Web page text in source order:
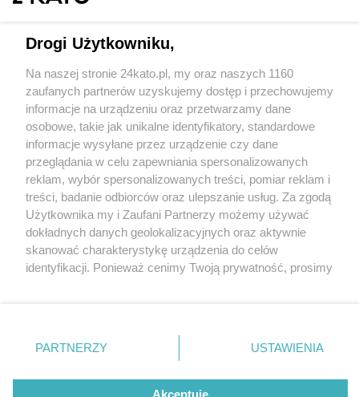
4 / 0
Wydawca mediów lokalnych
Nie zapomnij
zapoznać się z:
polityką prywatności regulamin korzystania z portali
Twojemiasto
Piekary Śląskie
Chorzów
Tarnowskie Góry
Gliwice
Skontakuj sięz nami
Kontakt
Wydawca
Redakcja
Drogi Użytkowniku,
Na naszej stronie 24kato.pl, my oraz naszych 1160
zaufanych partnerów uzyskujemy dostęp i przechowujemy
informacje na urządzeniu oraz przetwarzamy dane
osobowe, takie jak unikalne identyfikatory, standardowe
informacje wysyłane przez urządzenie czy dane
przeglądania w celu zapewniania spersonalizowanych
reklam, wybór spersonalizowanych treści, pomiar reklam i
treści, badanie odbiorców oraz ulepszanie usług. Za zgodą
Użytkownika my i Zaufani Partnerzy możemy używać
dokładnych danych geolokalizacyjnych oraz aktywnie
skanować charakterystykę urządzenia do celów
identyfikacji. Ponieważ cenimy Twoją prywatność, prosimy
prywatności znajdujący się w lewym dolnym rogu strony
. Niektóre rodzaje przetwarzania danych nie wymagają
zgody użytkownika, ale masz prawo sprzeciwić się
takiemu przetwarzaniu. Preferencje będą miały
PARTNERZY USTAWIENIA
Akceptuję